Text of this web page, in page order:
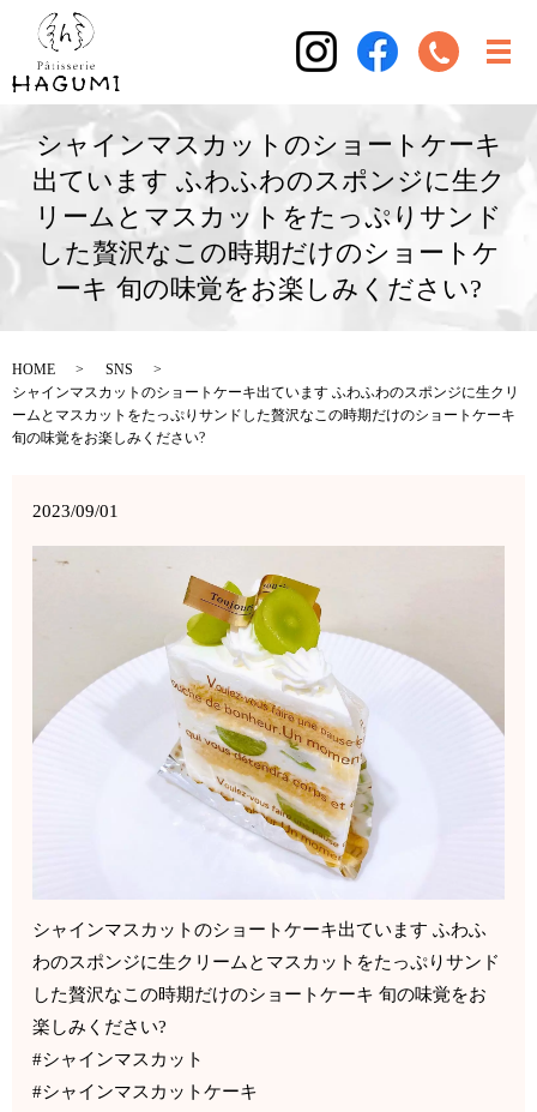
シャインマスカットのショートケーキ
出ています ふわふわのスポンジに生ク
リームとマスカットをたっぷりサンド
した贅沢なこの時期だけのショートケ
ーキ 旬の味覚をお楽しみください?
HOME
SNS
シャインマスカットのショートケーキ出ています ふわふわのスポンジに生クリ
ームとマスカットをたっぷりサンドした贅沢なこの時期だけのショートケーキ
旬の味覚をお楽しみください?
2023/09/01
シャインマスカットのショートケーキ出ています ふわふ
わのスポンジに生クリームとマスカットをたっぷりサンド
した贅沢なこの時期だけのショートケーキ 旬の味覚をお
楽しみください?
#シャインマスカット
#シャインマスカットケーキ